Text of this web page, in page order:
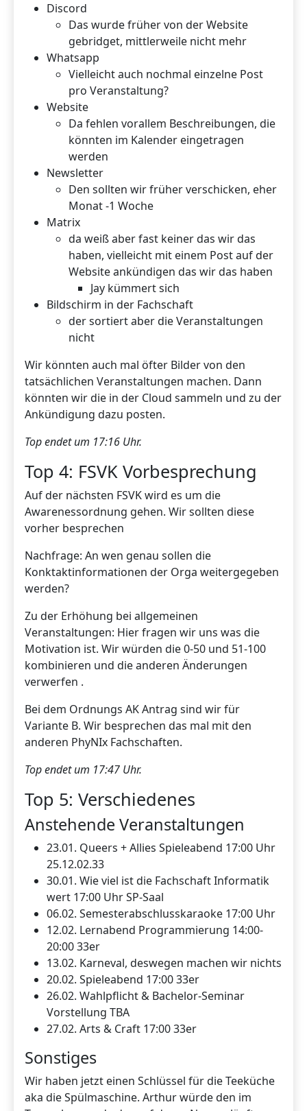
Discord
Das wurde früher von der Website
gebridget, mittlerweile nicht mehr
Whatsapp
Vielleicht auch nochmal einzelne Post
pro Veranstaltung?
Website
Da fehlen vorallem Beschreibungen, die
könnten im Kalender eingetragen
werden
Newsletter
Den sollten wir früher verschicken, eher
Monat -1 Woche
Matrix
da weiß aber fast keiner das wir das
haben, vielleicht mit einem Post auf der
Website ankündigen das wir das haben
Jay kümmert sich
Bildschirm in der Fachschaft
der sortiert aber die Veranstaltungen
nicht
Wir könnten auch mal öfter Bilder von den
tatsächlichen Veranstaltungen machen. Dann
könnten wir die in der Cloud sammeln und zu der
Ankündigung dazu posten.
Top endet um 17:16 Uhr.
Top 4: FSVK Vorbesprechung
Auf der nächsten FSVK wird es um die
Awarenessordnung gehen. Wir sollten diese
vorher besprechen
Nachfrage: An wen genau sollen die
Konktaktinformationen der Orga weitergegeben
werden?
Zu der Erhöhung bei allgemeinen
Veranstaltungen: Hier fragen wir uns was die
Motivation ist. Wir würden die 0-50 und 51-100
kombinieren und die anderen Änderungen
verwerfen .
Bei dem Ordnungs AK Antrag sind wir für
Variante B. Wir besprechen das mal mit den
anderen PhyNIx Fachschaften.
Top endet um 17:47 Uhr.
Top 5: Verschiedenes
Anstehende Veranstaltungen
23.01. Queers + Allies Spieleabend 17:00 Uhr
25.12.02.33
30.01. Wie viel ist die Fachschaft Informatik
wert 17:00 Uhr SP-Saal
06.02. Semesterabschlusskaraoke 17:00 Uhr
12.02. Lernabend Programmierung 14:00-
20:00 33er
13.02. Karneval, deswegen machen wir nichts
20.02. Spieleabend 17:00 33er
26.02. Wahlpflicht & Bachelor-Seminar
Vorstellung TBA
27.02. Arts & Craft 17:00 33er
Sonstiges
Wir haben jetzt einen Schlüssel für die Teeküche
aka die Spülmaschine. Arthur würde den im